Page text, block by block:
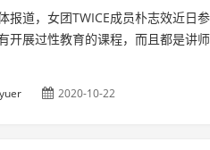
报道，女团TWICE成员朴志效近日
开展过性教育的课程，而且都是讲
2020-10-22